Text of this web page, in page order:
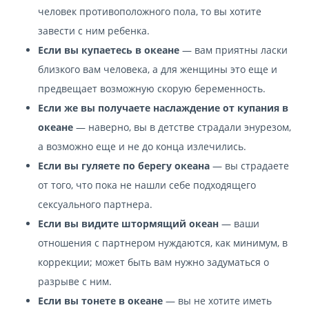
человек противоположного пола, то вы хотите
завести с ним ребенка.
Если вы купаетесь в океане — вам приятны ласки
близкого вам человека, а для женщины это еще и
предвещает возможную скорую беременность.
Если же вы получаете наслаждение от купания в
океане — наверно, вы в детстве страдали энурезом,
а возможно еще и не до конца излечились.
Если вы гуляете по берегу океана — вы страдаете
от того, что пока не нашли себе подходящего
сексуального партнера.
Если вы видите штормящий океан — ваши
отношения с партнером нуждаются, как минимум, в
коррекции; может быть вам нужно задуматься о
разрыве с ним.
Если вы тонете в океане — вы не хотите иметь